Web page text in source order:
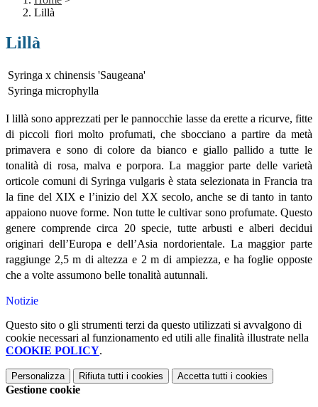
Lillà
Lillà
Syringa x chinensis 'Saugeana'
Syringa microphylla
I lillà sono apprezzati per le pannocchie lasse da erette a ricurve, fitte
di piccoli fiori molto profumati, che sbocciano a partire da metà
primavera e sono di colore da bianco e giallo pallido a tutte le
tonalità di rosa, malva e porpora. La maggior parte delle varietà
orticole comuni di Syringa vulgaris è stata selezionata in Francia tra
la fine del XIX e l’inizio del XX secolo, anche se di tanto in tanto
appaiono nuove forme. Non tutte le cultivar sono profumate. Questo
genere comprende circa 20 specie, tutte arbusti e alberi decidui
originari dell’Europa e dell’Asia nordorientale. La maggior parte
raggiunge 2,5 m di altezza e 2 m di ampiezza, e ha foglie opposte
che a volte assumono belle tonalità autunnali.
Notizie
Questo sito o gli strumenti terzi da questo utilizzati si avvalgono di
cookie necessari al funzionamento ed utili alle finalità illustrate nella
COOKIE POLICY.
Personalizza Rifiuta tutti i cookies Accetta tutti i cookies
Gestione cookie